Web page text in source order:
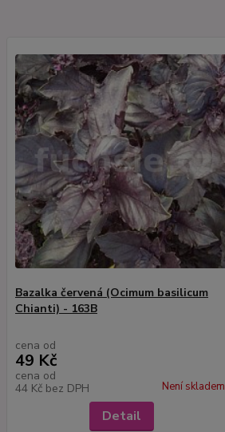
Bazalka červená (Ocimum basilicum
Chianti) - 163B
cena od
49 Kč
cena od
44 Kč bez DPH Není skladem
Detail